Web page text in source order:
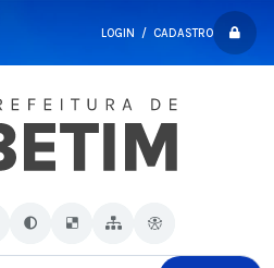
LOGIN / CADASTRO